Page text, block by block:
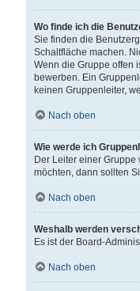
Wo finde ich die
Sie finden die
Schaltfläche machen.
Wenn die Gruppe offen
bewerben. Ein
keinen Gruppenleiter,
Nach oben
Wie werde ich
Der Leiter einer
möchten, dann sollten
Nach oben
Weshalb werden
Es ist der Board-
Nach oben